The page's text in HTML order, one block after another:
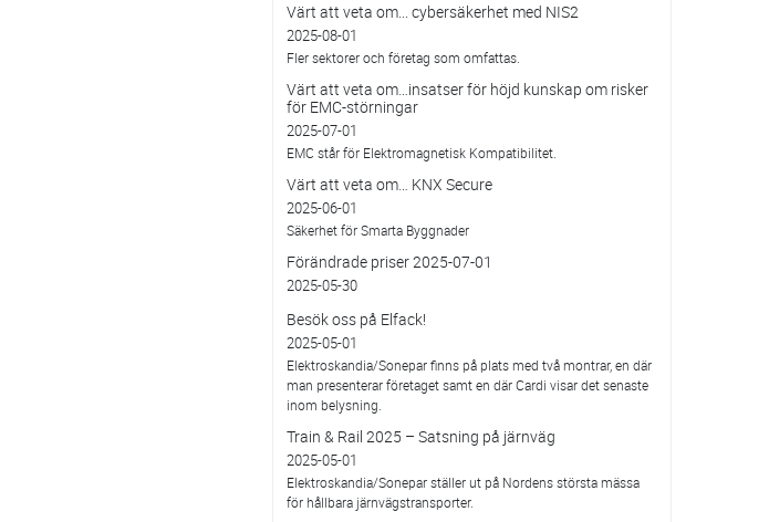
Värt att veta om... cybersäkerhet med NIS2
2025-08-01
Fler sektorer och företag som omfattas.
Värt att veta om…insatser för höjd kunskap om risker
för EMC-störningar
2025-07-01
EMC står för Elektromagnetisk Kompatibilitet.
Värt att veta om… KNX Secure
2025-06-01
Säkerhet för Smarta Byggnader
Förändrade priser 2025-07-01
2025-05-30
Besök oss på Elfack!
2025-05-01
Elektroskandia/Sonepar finns på plats med två montrar, en där
man presenterar företaget samt en där Cardi visar det senaste
inom belysning.
Train & Rail 2025 – Satsning på järnväg
2025-05-01
Elektroskandia/Sonepar ställer ut på Nordens största mässa
för hållbara järnvägstransporter.